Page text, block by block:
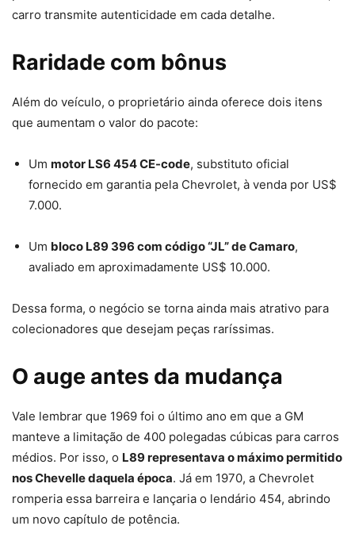
carro transmite autenticidade em cada detalhe.
Raridade com bônus
Além do veículo, o proprietário ainda oferece dois itens
que aumentam o valor do pacote:
Um motor LS6 454 CE-code, substituto oficial
fornecido em garantia pela Chevrolet, à venda por US$
7.000.
Um bloco L89 396 com código “JL” de Camaro,
avaliado em aproximadamente US$ 10.000.
Dessa forma, o negócio se torna ainda mais atrativo para
colecionadores que desejam peças raríssimas.
O auge antes da mudança
Vale lembrar que 1969 foi o último ano em que a GM
manteve a limitação de 400 polegadas cúbicas para carros
médios. Por isso, o L89 representava o máximo permitido
nos Chevelle daquela época. Já em 1970, a Chevrolet
romperia essa barreira e lançaria o lendário 454, abrindo
um novo capítulo de potência.